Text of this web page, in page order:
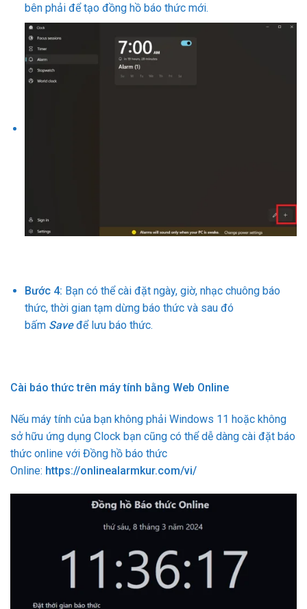
bên phải để tạo đồng hồ báo thức mới.
Bước 4: Bạn có thể cài đặt ngày, giờ, nhạc chuông báo
thức, thời gian tạm dừng báo thức và sau đó
bấm Saveđể lưu báo thức.
Cài báo thức trên máy tính bằng Web Online
Nếu máy tính của bạn không phải Windows 11 hoặc không
sở hữu ứng dụng Clock bạn cũng có thể dễ dàng cài đặt báo
thức online với Đồng hồ báo thức
Online: https://onlinealarmkur.com/vi/